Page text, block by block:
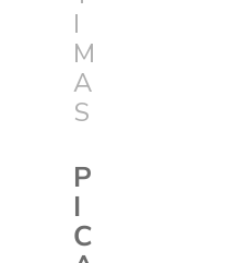
I
M
A
S
P
I
C